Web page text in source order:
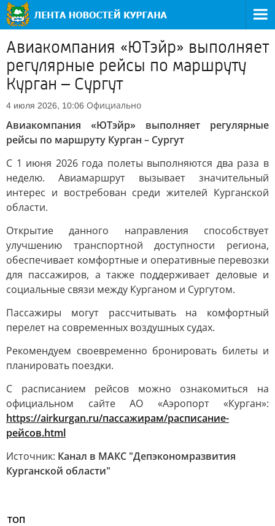
Авиакомпания «ЮТэйр» выполняет
регулярные рейсы по маршруту
Курган – Сургут
4 июля 2026, 10:06 Официально
Авиакомпания «ЮТэйр» выполняет регулярные
рейсы по маршруту Курган – Сургут
С 1 июня 2026 года полеты выполняются два раза в
неделю. Авиамаршрут вызывает значительный
интерес и востребован среди жителей Курганской
области.
Открытие данного направления способствует
улучшению транспортной доступности региона,
обеспечивает комфортные и оперативные перевозки
для пассажиров, а также поддерживает деловые и
социальные связи между Курганом и Сургутом.
Пассажиры могут рассчитывать на комфортный
перелет на современных воздушных судах.
Рекомендуем своевременно бронировать билеты и
планировать поездки.
С расписанием рейсов можно ознакомиться на
официальном сайте АО «Аэропорт «Курган»:
https://airkurgan.ru/пассажирам/расписание-
рейсов.html
Источник: Канал в МАКС "Депэкономразвития
Курганской области"
ТОП